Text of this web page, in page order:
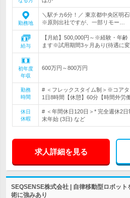
勤務地
＼駅チカ6分！／ 東京都中央区明
※原則出社ですが、一部リモー…
給与
【月給】500,000円～※経験・年
ます※試用期間3ヶ月あり(待遇に
初年度
年収
600万円～800万円
勤務
時間
# ＜フレックスタイム制＞※コア
1日8時間【休憩】60分【時間外労
休日
休暇
# ＜年間休日120日＞* 完全週休2
末年始 (3日) など
求人詳細を見る
SEQSENSE株式会社 | 自律移動型ロボッ
術に強みあり